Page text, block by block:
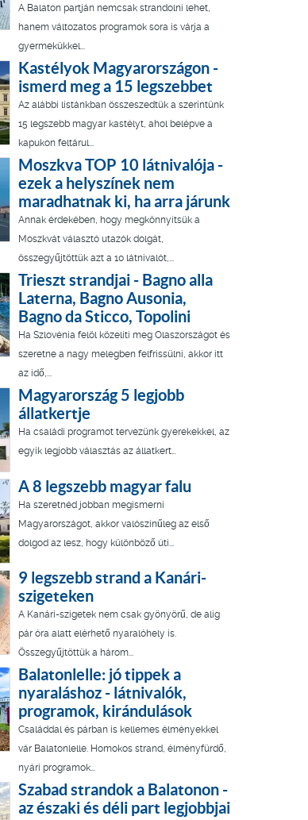
A Balaton partján nemcsak strandolni lehet,
hanem változatos programok sora is várja a
gyermekükkel...
Kastélyok Magyarországon -
ismerd meg a 15 legszebbet
Az alábbi listánkban összeszedtük a szerintünk
15 legszebb magyar kastélyt, ahol belépve a
kapukon feltárul...
Moszkva TOP 10 látnivalója -
ezek a helyszínek nem
maradhatnak ki, ha arra járunk
Annak érdekében, hogy megkönnyítsük a
Moszkvát választó utazók dolgát,
összegyűjtöttük azt a 10 látnivalót,...
Trieszt strandjai - Bagno alla
Laterna, Bagno Ausonia,
Bagno da Sticco, Topolini
Ha Szlovénia felöl közelíti meg Olaszországot és
szeretne a nagy melegben felfrissülni, akkor itt
az idő,...
Magyarország 5 legjobb
állatkertje
Ha családi programot tervezünk gyerekekkel, az
egyik legjobb választás az állatkert…
A 8 legszebb magyar falu
Ha szeretnéd jobban megismerni
Magyarországot, akkor valószínűleg az első
dolgod az lesz, hogy különböző úti...
9 legszebb strand a Kanári-
szigeteken
A Kanári-szigetek nem csak gyönyörű, de alig
pár óra alatt elérhető nyaralóhely is.
Összegyűjtöttük a három...
Balatonlelle: jó tippek a
nyaraláshoz - látnivalók,
programok, kirándulások
Családdal és párban is kellemes élményekkel
vár Balatonlelle. Homokos strand, élményfürdő,
nyári programok...
Szabad strandok a Balatonon -
az északi és déli part legjobbjai